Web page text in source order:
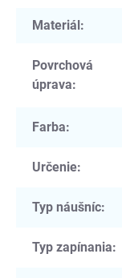
Materiál:
Povrchová
úprava:
Farba:
Určenie:
Typ náušníc:
Typ zapínania: